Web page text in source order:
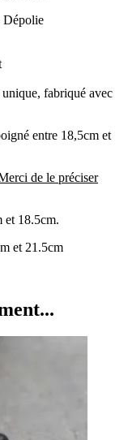
Dépolie
fabriqué avec
entre 18,5cm et
de le préciser
et 18.5cm.
et 21.5cm